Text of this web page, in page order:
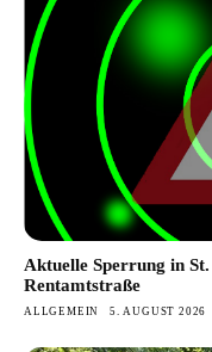
Aktuelle Sperrung in
Rentamtstraße
ALLGEMEIN 5. AUGUST 2026